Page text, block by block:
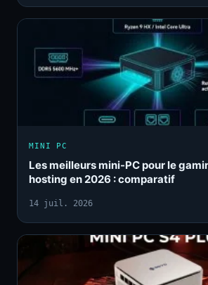
MINI PC
Les meilleurs mini-PC pour le
hosting en 2026 : comparatif
14 juil. 2026